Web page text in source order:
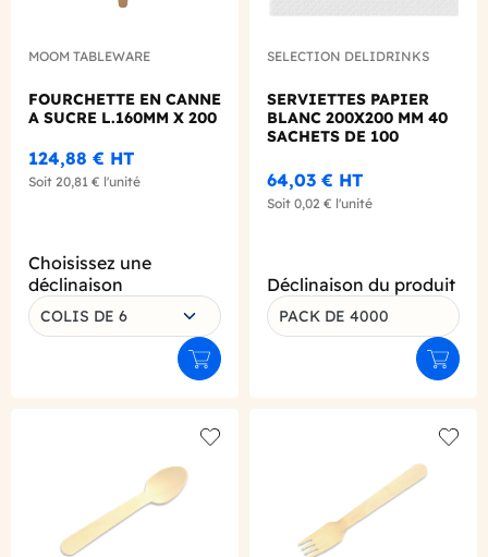
MOOM TABLEWARE
FOURCHETTE EN CANNE
A SUCRE L.160MM X 200
124,88 € HT
Soit 20,81 € l'unité
Choisissez une
déclinaison
COLIS DE 6
Ajouter au panier
SELECTION DELIDRINKS
SERVIETTES PAPIER
BLANC 200X200 MM 40
SACHETS DE 100
64,03 € HT
Soit 0,02 € l'unité
Déclinaison du produit
PACK DE 4000